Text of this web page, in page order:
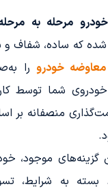
مرحله به
که ساده، شفاف و
معاوضه خودرو را
شما توسط
منصفانه بر
گزینه‌های موجود،
بسته به شرایط،